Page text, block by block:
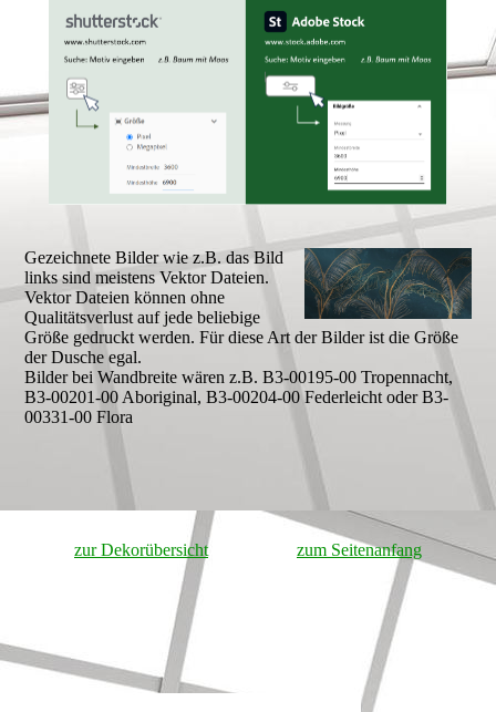
Gezeichnete Bilder wie z.B. das Bild
links sind meistens Vektor Dateien.
Vektor Dateien können ohne
Qualitätsverlust auf jede beliebige
Größe gedruckt werden. Für diese Art der Bilder ist die Größe
der Dusche egal.
Bilder bei Wandbreite wären z.B. B3-00195-00 Tropennacht,
B3-00201-00 Aboriginal, B3-00204-00 Federleicht oder B3-
00331-00 Flora
zur Dekorübersicht zum Seitenanfang